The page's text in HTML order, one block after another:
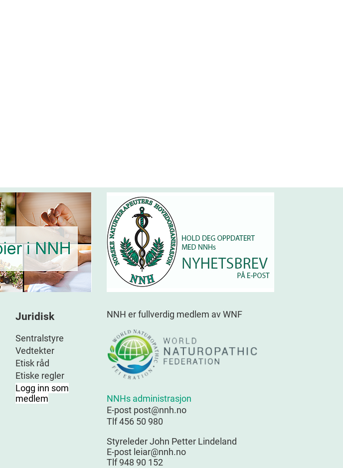
Juridisk
Sentralstyre
Vedtekter
Etisk råd
Etiske regler
Logg inn som
medlem
NNH er fullverdig medlem av WNF
NNHs administrasjon
E-post post@nnh.no
Tlf 456 50 980
Styreleder John Petter Lindeland
E-post leiar@nnh.no
Tlf 948 90 152